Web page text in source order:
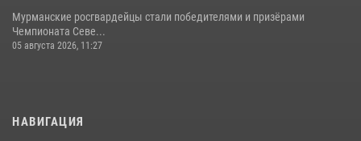
Мурманские росгвардейцы стали победителями и призёрами
Чемпионата Севе...
05 августа 2026, 11:27
НАВИГАЦИЯ